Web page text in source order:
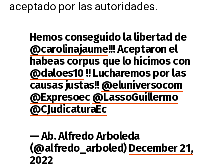
aceptado por las autoridades.
Hemos conseguido la libertad de
@carolinajaume!!! Aceptaron el
habeas corpus que lo hicimos con
@daloes10 !! Lucharemos por las
causas justas!!@eluniversocom
@Expresoec @LassoGuillermo
@CJudicaturaEc
— Ab. Alfredo Arboleda
(@alfredo_arboled)December 21,
2022